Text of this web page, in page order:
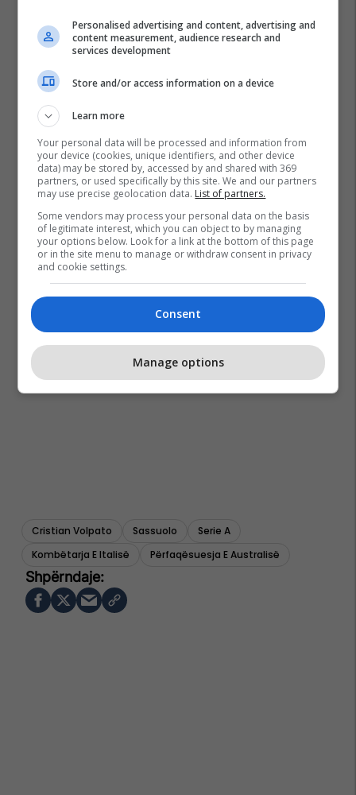
Cristian Volpato Sassuolo
Serie A
Kombëtarja E Italisë
Përfaqësuesja E Australisë
Personalised advertising and content, advertising and
content measurement, audience research and
services development
Store and/or access information on a device
Learn more
Your personal data will be processed and information from
your device (cookies, unique identifiers, and other device
data) may be stored by, accessed by and shared with 369
partners, or used specifically by this site. We and our partners
may use precise geolocation data. List of partners.
Some vendors may process your personal data on the basis
of legitimate interest, which you can object to by managing
your options below. Look for a link at the bottom of this page
or in the site menu to manage or withdraw consent in privacy
and cookie settings.
Consent
Manage options